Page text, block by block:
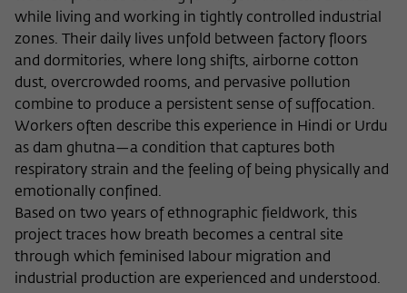
while living and working in tightly controlled industrial
zones. Their daily lives unfold between factory floors
and dormitories, where long shifts, airborne cotton
dust, overcrowded rooms, and pervasive pollution
combine to produce a persistent sense of suffocation.
Workers often describe this experience in Hindi or Urdu
as dam ghutna—a condition that captures both
respiratory strain and the feeling of being physically and
emotionally confined.
Based on two years of ethnographic fieldwork, this
project traces how breath becomes a central site
through which feminised labour migration and
industrial production are experienced and understood.
Zweck
der/die Besucher:in durch eine Verlinkung
auf wiko-berlin.de weitergeleitet wurde.
Name
Anbieter Matomo
Laufzeit 30 Minuten
Zweck
Dieses kurzlebige Cookie wird dazu
verwendet, vorübergehend Daten über
den aktuellen Aufenthalt des Besuchs auf
der Webseite des Wissenschaftskollegs
können